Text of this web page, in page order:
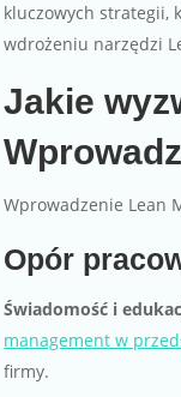
kluczowych strategii,
wdrożeniu narzędzi
Jakie
Wprowadzenie Lean
Opór
Świadomość i
management w
firmy.